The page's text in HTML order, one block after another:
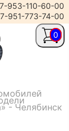
- Челябинск
953-110-60-00
951-773-74-00
0